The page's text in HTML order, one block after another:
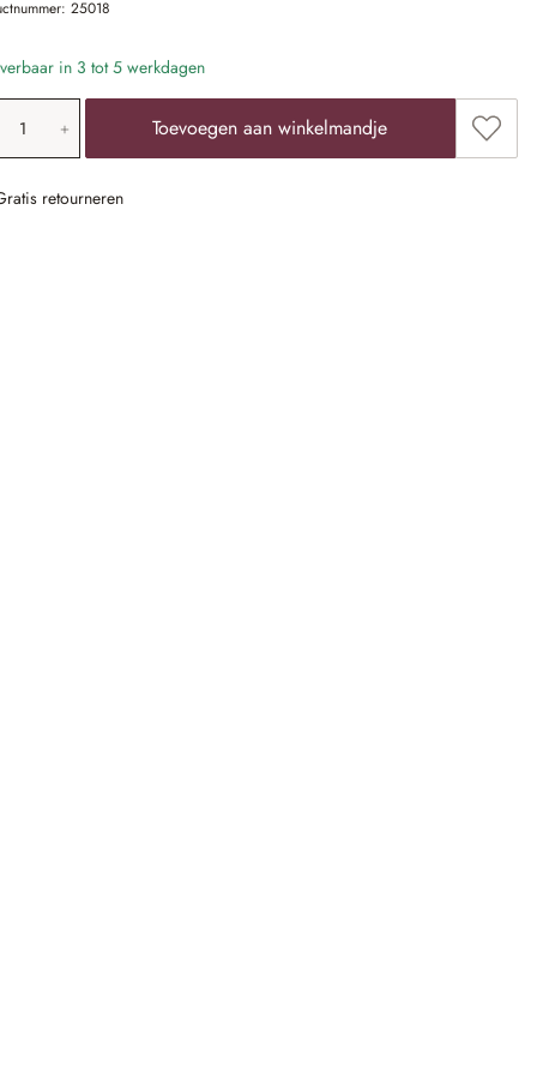
25018
in 3 tot 5 werkdagen
voer de gewenste
Toevoegen aan winkelmandje
retourneren